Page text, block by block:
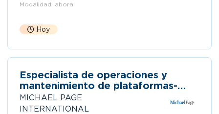
Modalidad laboral
Hoy
Especialista de operaciones y
mantenimiento de plataformas-
bogotá d.c.
MICHAEL PAGE
INTERNATIONAL